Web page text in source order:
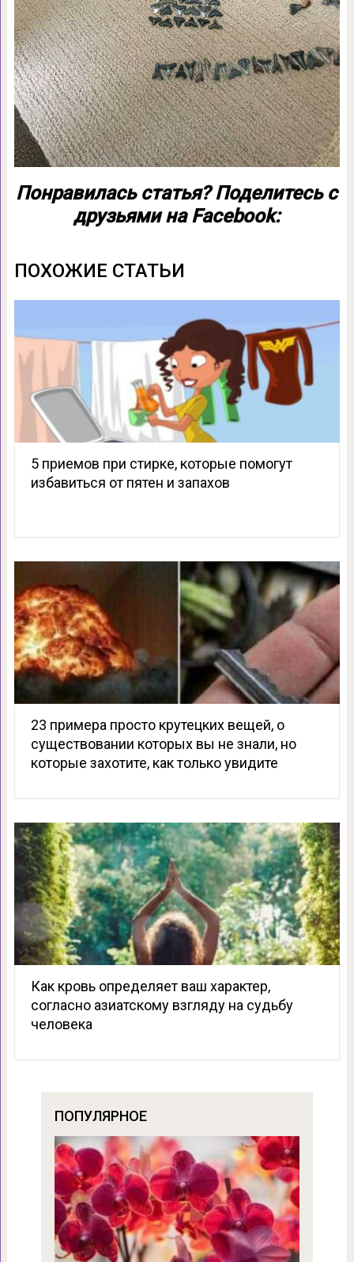
Понравилась статья? Поделитесь с
друзьями на Facebook:
ПОХОЖИЕ СТАТЬИ
5 приемов при стирке, которые помогут
избавиться от пятен и запахов
23 примера просто крутецких вещей, о
существовании которых вы не знали, но
которые захотите, как только увидите
Как кровь определяет ваш характер,
согласно азиатскому взгляду на судьбу
человека
ПОПУЛЯРНОЕ